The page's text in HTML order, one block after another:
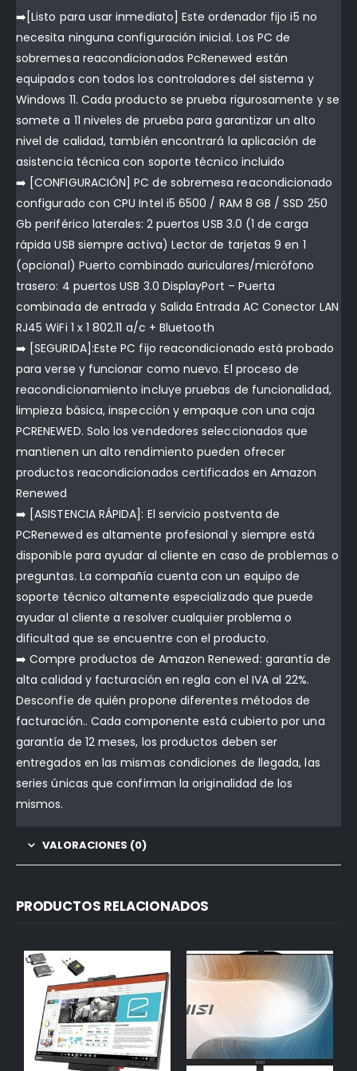
➡️[Listo para usar inmediato] Este ordenador fijo i5 no
necesita ninguna configuración inicial. Los PC de
sobremesa reacondicionados PcRenewed están
equipados con todos los controladores del sistema y
Windows 11. Cada producto se prueba rigurosamente y se
somete a 11 niveles de prueba para garantizar un alto
nivel de calidad, también encontrará la aplicación de
asistencia técnica con soporte técnico incluido
➡️ [CONFIGURACIÓN] PC de sobremesa reacondicionado
configurado con CPU Intel i5 6500 / RAM 8 GB / SSD 250
Gb periférico laterales: 2 puertos USB 3.0 (1 de carga
rápida USB siempre activa) Lector de tarjetas 9 en 1
(opcional) Puerto combinado auriculares/micrófono
trasero: 4 puertos USB 3.0 DisplayPort – Puerta
combinada de entrada y Salida Entrada AC Conector LAN
RJ45 WiFi 1 x 1 802.11 a/c + Bluetooth
➡️ [SEGURIDA]:Este PC fijo reacondicionado está probado
para verse y funcionar como nuevo. El proceso de
reacondicionamiento incluye pruebas de funcionalidad,
limpieza básica, inspección y empaque con una caja
PCRENEWED. Solo los vendedores seleccionados que
mantienen un alto rendimiento pueden ofrecer
productos reacondicionados certificados en Amazon
Renewed
➡️ [ASISTENCIA RÁPIDA]: El servicio postventa de
PCRenewed es altamente profesional y siempre está
disponible para ayudar al cliente en caso de problemas o
preguntas. La compañía cuenta con un equipo de
soporte técnico altamente especializado que puede
ayudar al cliente a resolver cualquier problema o
dificultad que se encuentre con el producto.
➡️ Compre productos de Amazon Renewed: garantía de
alta calidad y facturación en regla con el IVA al 22%.
Desconfíe de quién propone diferentes métodos de
facturación.. Cada componente está cubierto por una
garantía de 12 meses, los productos deben ser
entregados en las mismas condiciones de llegada, las
series únicas que confirman la originalidad de los
mismos.
VALORACIONES (0)
PRODUCTOS RELACIONADOS